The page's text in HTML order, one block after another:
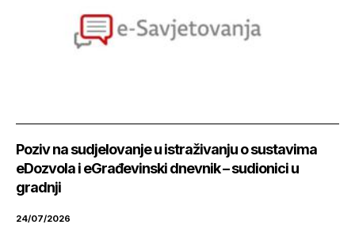
Poziv na sudjelovanje u istraživanju o sustavima
eDozvola i eGrađevinski dnevnik – sudionici u
gradnji
24/07/2026